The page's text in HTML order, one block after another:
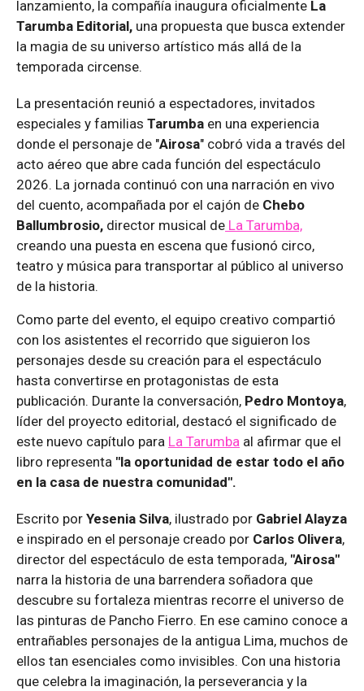
lanzamiento, la compañía inaugura oficialmente La
Tarumba Editorial, una propuesta que busca extender
la magia de su universo artístico más allá de la
temporada circense.
La presentación reunió a espectadores, invitados
especiales y familias Tarumba en una experiencia
donde el personaje de "Airosa" cobró vida a través del
acto aéreo que abre cada función del espectáculo
2026. La jornada continuó con una narración en vivo
del cuento, acompañada por el cajón de Chebo
Ballumbrosio, director musical de La Tarumba,
creando una puesta en escena que fusionó circo,
teatro y música para transportar al público al universo
de la historia.
Como parte del evento, el equipo creativo compartió
con los asistentes el recorrido que siguieron los
personajes desde su creación para el espectáculo
hasta convertirse en protagonistas de esta
publicación. Durante la conversación, Pedro Montoya,
líder del proyecto editorial, destacó el significado de
este nuevo capítulo para La Tarumba al afirmar que el
libro representa "la oportunidad de estar todo el año
en la casa de nuestra comunidad".
Escrito por Yesenia Silva, ilustrado por Gabriel Alayza
e inspirado en el personaje creado por Carlos Olivera,
director del espectáculo de esta temporada, "Airosa"
narra la historia de una barrendera soñadora que
descubre su fortaleza mientras recorre el universo de
las pinturas de Pancho Fierro. En ese camino conoce a
entrañables personajes de la antigua Lima, muchos de
ellos tan esenciales como invisibles. Con una historia
que celebra la imaginación, la perseverancia y la